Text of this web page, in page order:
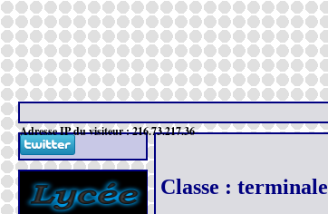
Adresse IP du visiteur : 216.73.217.36
Classe : terminale